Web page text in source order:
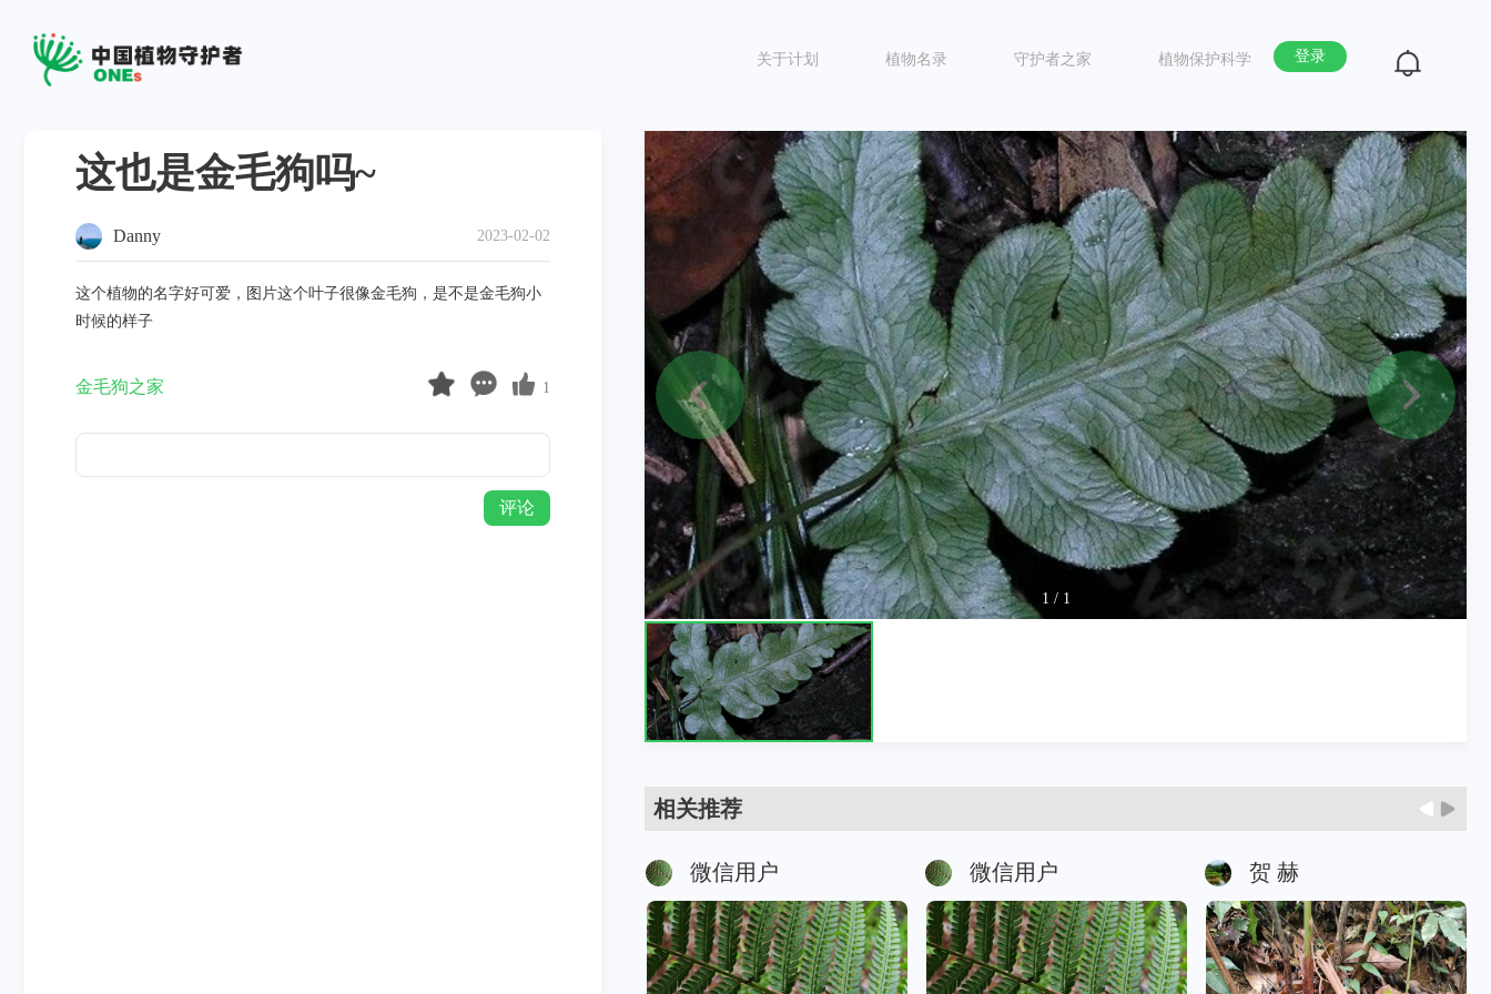
关于计划 植物名录 守护者之家 植物保护科学 登录
这也是金毛狗吗~
Danny 2023-02-02
这个植物的名字好可爱，图片这个叶子很像金毛狗，是不是金毛狗小
时候的样子
金毛狗之家 1
评论
1 / 1
相关推荐
微信用户 微信用户 贺 赫